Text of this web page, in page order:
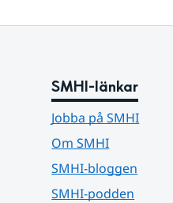
SMHI-länkar
Jobba på SMHI
Om SMHI
SMHI-bloggen
SMHI-podden